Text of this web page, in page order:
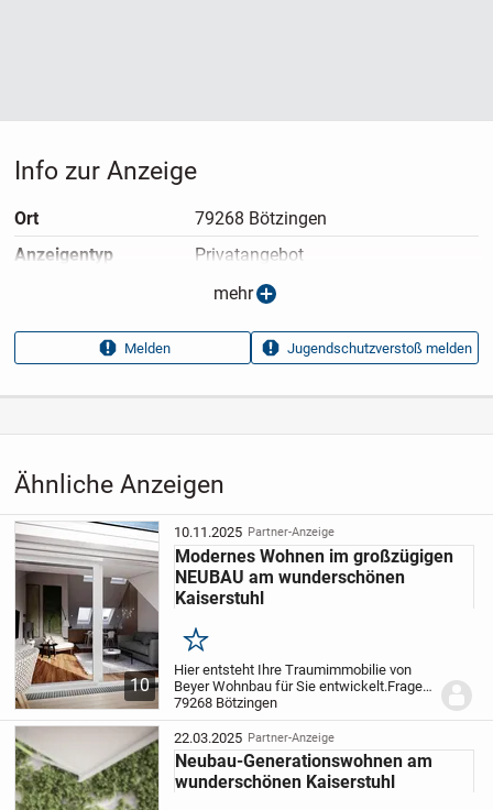
Ähnliche Anzeigen
10
10.11.2025 Partner-Anzeige
Modernes Wohnen im großzügigen
NEUBAU am wunderschönen
Kaiserstuhl
Merken
Hier entsteht Ihre Traumimmobilie von
Beyer Wohnbau für Sie entwickelt.Fragen
Sie gerne das Exposé exklusiv bei uns an,
um sich für die 2026 entstehenden
Wohnungen voranzumelden.
Mehrfamilienha...
79268 Bötzingen
22.03.2025 Partner-Anzeige
Neubau-Generationswohnen am
wunderschönen Kaiserstuhl
Info zur Anzeige
Ort
79268 Bötzingen
Anzeigen­typ
Privatangebot
23.03.2025
Anzeigen­kennung
4cae72e7
Aufrufe dieser
27
mehr
Melden Jugendschutzverstoß melden